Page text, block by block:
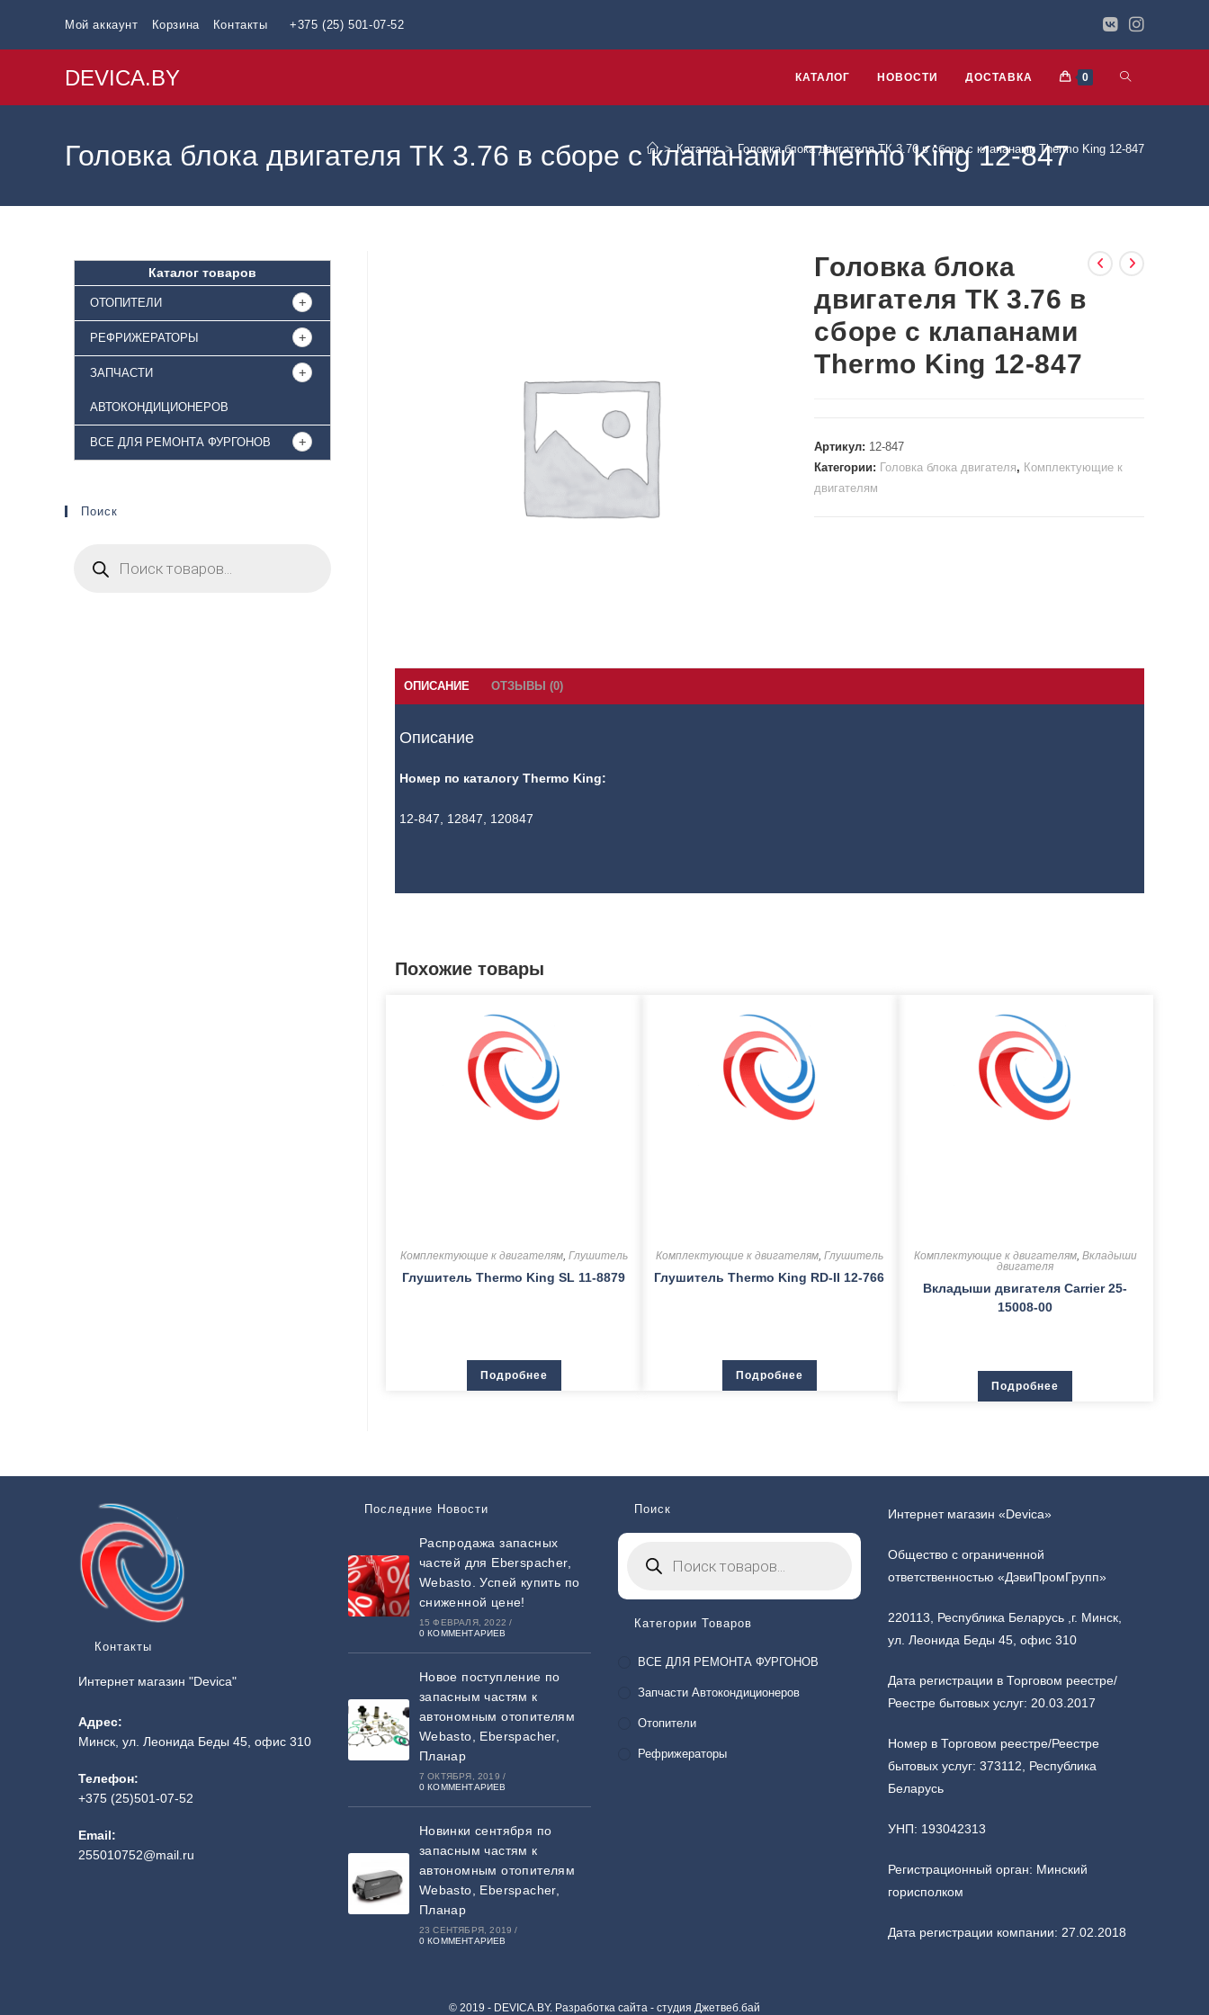
Мой аккаунт Корзина Контакты +375 (25) 501-07-52
DEVICA.BY КАТАЛОГ НОВОСТИ ДОСТАВКА 0
Головка блока двигателя ТК 3.76 в сборе с клапанами Thermo King 12-847
> Каталог > Головка блока двигателя ТК 3.76 в сборе с клапанами Thermo King 12-847
Головка блока
двигателя ТК 3.76 в
сборе с клапанами
Thermo King 12-847
Артикул: 12-847
Категории: Головка блока двигателя, Комплектующие к
двигателям
ОПИСАНИЕ ОТЗЫВЫ (0)
Описание
Номер по каталогу Thermo King:
12-847, 12847, 120847
Похожие товары
Комплектующие к двигателям, Глушитель
Глушитель Thermo King SL 11-8879
Подробнее
Комплектующие к двигателям, Глушитель
Глушитель Thermo King RD-II 12-766
Подробнее
Комплектующие к двигателям, Вкладыши
двигателя
Вкладыши двигателя Carrier 25-
15008-00
Подробнее
Каталог товаров
ОТОПИТЕЛИ
РЕФРИЖЕРАТОРЫ
ЗАПЧАСТИ
АВТОКОНДИЦИОНЕРОВ
ВСЕ ДЛЯ РЕМОНТА ФУРГОНОВ
Поиск
Контакты
Интернет магазин "Devica"
Адрес:
Минск, ул. Леонида Беды 45, офис 310
Телефон:
+375 (25)501-07-52
Email:
255010752@mail.ru
Последние Новости
Распродажа запасных
частей для Eberspacher,
Webasto. Успей купить по
сниженной цене!
15 ФЕВРАЛЯ, 2022 /
0 КОММЕНТАРИЕВ
Новое поступление по
запасным частям к
автономным отопителям
Webasto, Eberspacher,
Планар
7 ОКТЯБРЯ, 2019 /
0 КОММЕНТАРИЕВ
Новинки сентября по
запасным частям к
автономным отопителям
Webasto, Eberspacher,
Планар
23 СЕНТЯБРЯ, 2019 /
0 КОММЕНТАРИЕВ
Поиск
Категории Товаров
ВСЕ ДЛЯ РЕМОНТА ФУРГОНОВ
Запчасти Автокондиционеров
Отопители
Рефрижераторы
Интернет магазин «Devica»
Общество с ограниченной
ответственностью «ДэвиПромГрупп»
220113, Республика Беларусь ,г. Минск,
ул. Леонида Беды 45, офис 310
Дата регистрации в Торговом реестре/
Реестре бытовых услуг: 20.03.2017
Номер в Торговом реестре/Реестре
бытовых услуг: 373112, Республика
Беларусь
УНП: 193042313
Регистрационный орган: Минский
горисполком
Дата регистрации компании: 27.02.2018
© 2019 - DEVICA.BY. Разработка сайта - студия Джетвеб.бай